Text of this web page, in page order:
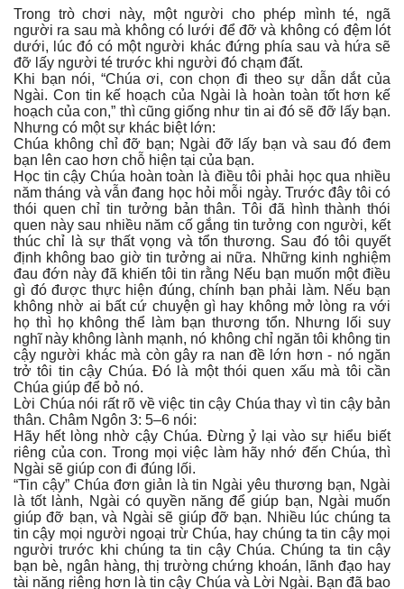
Trong trò chơi này, một người cho phép mình té, ngã
người ra sau mà không có lưới để đỡ và không có đệm lót
dưới, lúc đó có một người khác đứng phía sau và hứa sẽ
đỡ lấy người té trước khi người đó chạm đất.
Khi bạn nói, “Chúa ơi, con chọn đi theo sự dẫn dắt của
Ngài. Con tin kế hoạch của Ngài là hoàn toàn tốt hơn kế
hoạch của con,” thì cũng giống như tin ai đó sẽ đỡ lấy bạn.
Nhưng có một sự khác biệt lớn:
Chúa không chỉ đỡ bạn; Ngài đỡ lấy bạn và sau đó đem
bạn lên cao hơn chỗ hiện tại của bạn.
Học tin cậy Chúa hoàn toàn là điều tôi phải học qua nhiều
năm tháng và vẫn đang học hỏi mỗi ngày. Trước đây tôi có
thói quen chỉ tin tưởng bản thân. Tôi đã hình thành thói
quen này sau nhiều năm cố gắng tin tưởng con người, kết
thúc chỉ là sự thất vọng và tổn thương. Sau đó tôi quyết
định không bao giờ tin tưởng ai nữa. Những kinh nghiệm
đau đớn này đã khiến tôi tin rằng Nếu bạn muốn một điều
gì đó được thực hiện đúng, chính bạn phải làm. Nếu bạn
không nhờ ai bất cứ chuyện gì hay không mở lòng ra với
họ thì họ không thể làm bạn thương tổn. Nhưng lối suy
nghĩ này không lành mạnh, nó không chỉ ngăn tôi không tin
cậy người khác mà còn gây ra nan đề lớn hơn - nó ngăn
trở tôi tin cậy Chúa. Đó là một thói quen xấu mà tôi cần
Chúa giúp để bỏ nó.
Lời Chúa nói rất rõ về việc tin cậy Chúa thay vì tin cậy bản
thân. Châm Ngôn 3: 5–6 nói:
Hãy hết lòng nhờ cậy Chúa. Đừng ỷ lại vào sự hiểu biết
riêng của con. Trong mọi việc làm hãy nhớ đến Chúa, thì
Ngài sẽ giúp con đi đúng lối.
“Tin cậy” Chúa đơn giản là tin Ngài yêu thương bạn, Ngài
là tốt lành, Ngài có quyền năng để giúp bạn, Ngài muốn
giúp đỡ bạn, và Ngài sẽ giúp đỡ bạn. Nhiều lúc chúng ta
tin cậy mọi người ngoại trừ Chúa, hay chúng ta tin cậy mọi
người trước khi chúng ta tin cậy Chúa. Chúng ta tin cậy
bạn bè, ngân hàng, thị trường chứng khoán, lãnh đạo hay
tài năng riêng hơn là tin cậy Chúa và Lời Ngài. Bạn đã bao